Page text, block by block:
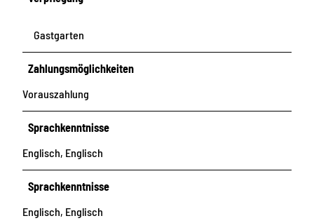
Gastgarten
Zahlungsmöglichkeiten
Vorauszahlung
Sprachkenntnisse
Englisch, Englisch
Sprachkenntnisse
Englisch, Englisch